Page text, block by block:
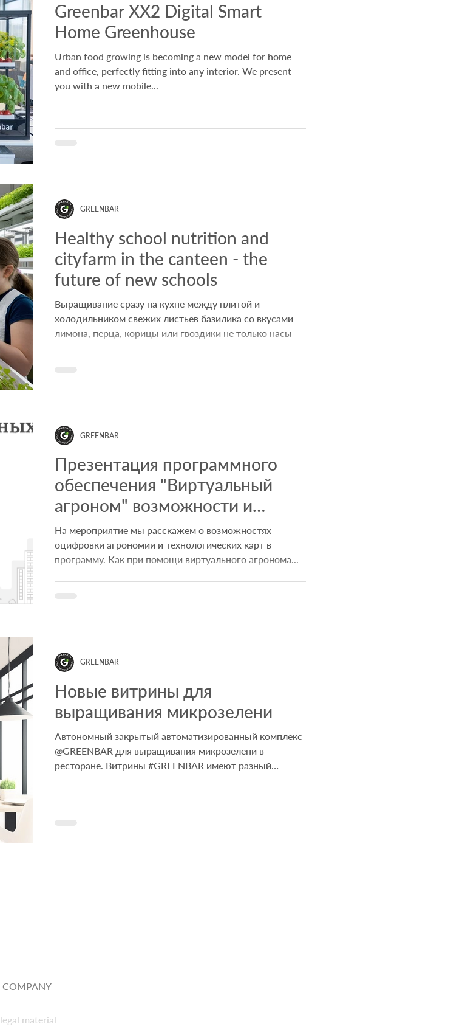
Greenbar XX2 Digital Smart
Home Greenhouse
Urban food growing is becoming a new model for home
and office, perfectly fitting into any interior. We present
you with a new mobile...
Healthy school nutrition and
cityfarm in the canteen - the
future of new schools
Выращивание сразу на кухне между плитой и
холодильником свежих листьев базилика со вкусами
лимона, перца, корицы или гвоздики не только насы
GREENBAR
Презентация программного
обеспечения "Виртуальный
агроном" возможности и
функционал
На мероприятие мы расскажем о возможностях
оцифровки агрономии и технологических карт в
программу. Как при помощи виртуального агронома...
GREENBAR
Новые витрины для
выращивания микрозелени
Автономный закрытый автоматизированный комплекс
@GREENBAR для выращивания микрозелени в
ресторане. Витрины #GREENBAR имеют разный
GREENBAR
COMPANY
legal material